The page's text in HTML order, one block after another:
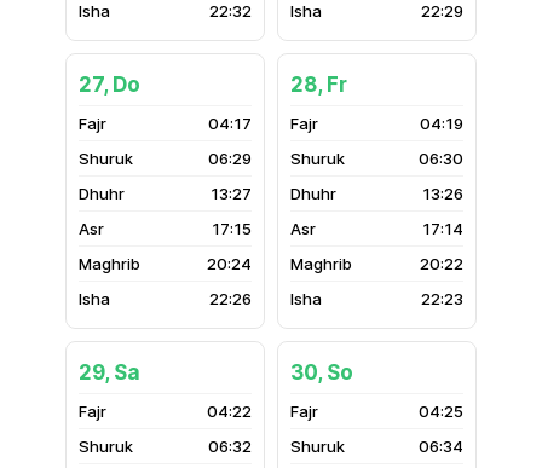
22:32
22:29
27, Do
04:17
06:29
13:27
17:15
20:24
22:26
28, Fr
04:19
06:30
13:26
17:14
20:22
22:23
29, Sa
04:22
06:32
30, So
04:25
06:34